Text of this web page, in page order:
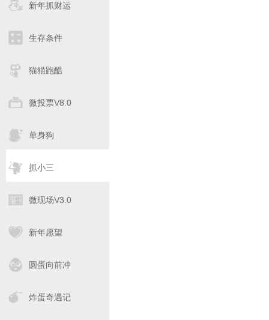
新年抓财运
生存条件
猫猫跑酷
微投票V8.0
单身狗
抓小三
微现场V3.0
新年愿望
圆蛋向前冲
炸蛋奇遇记